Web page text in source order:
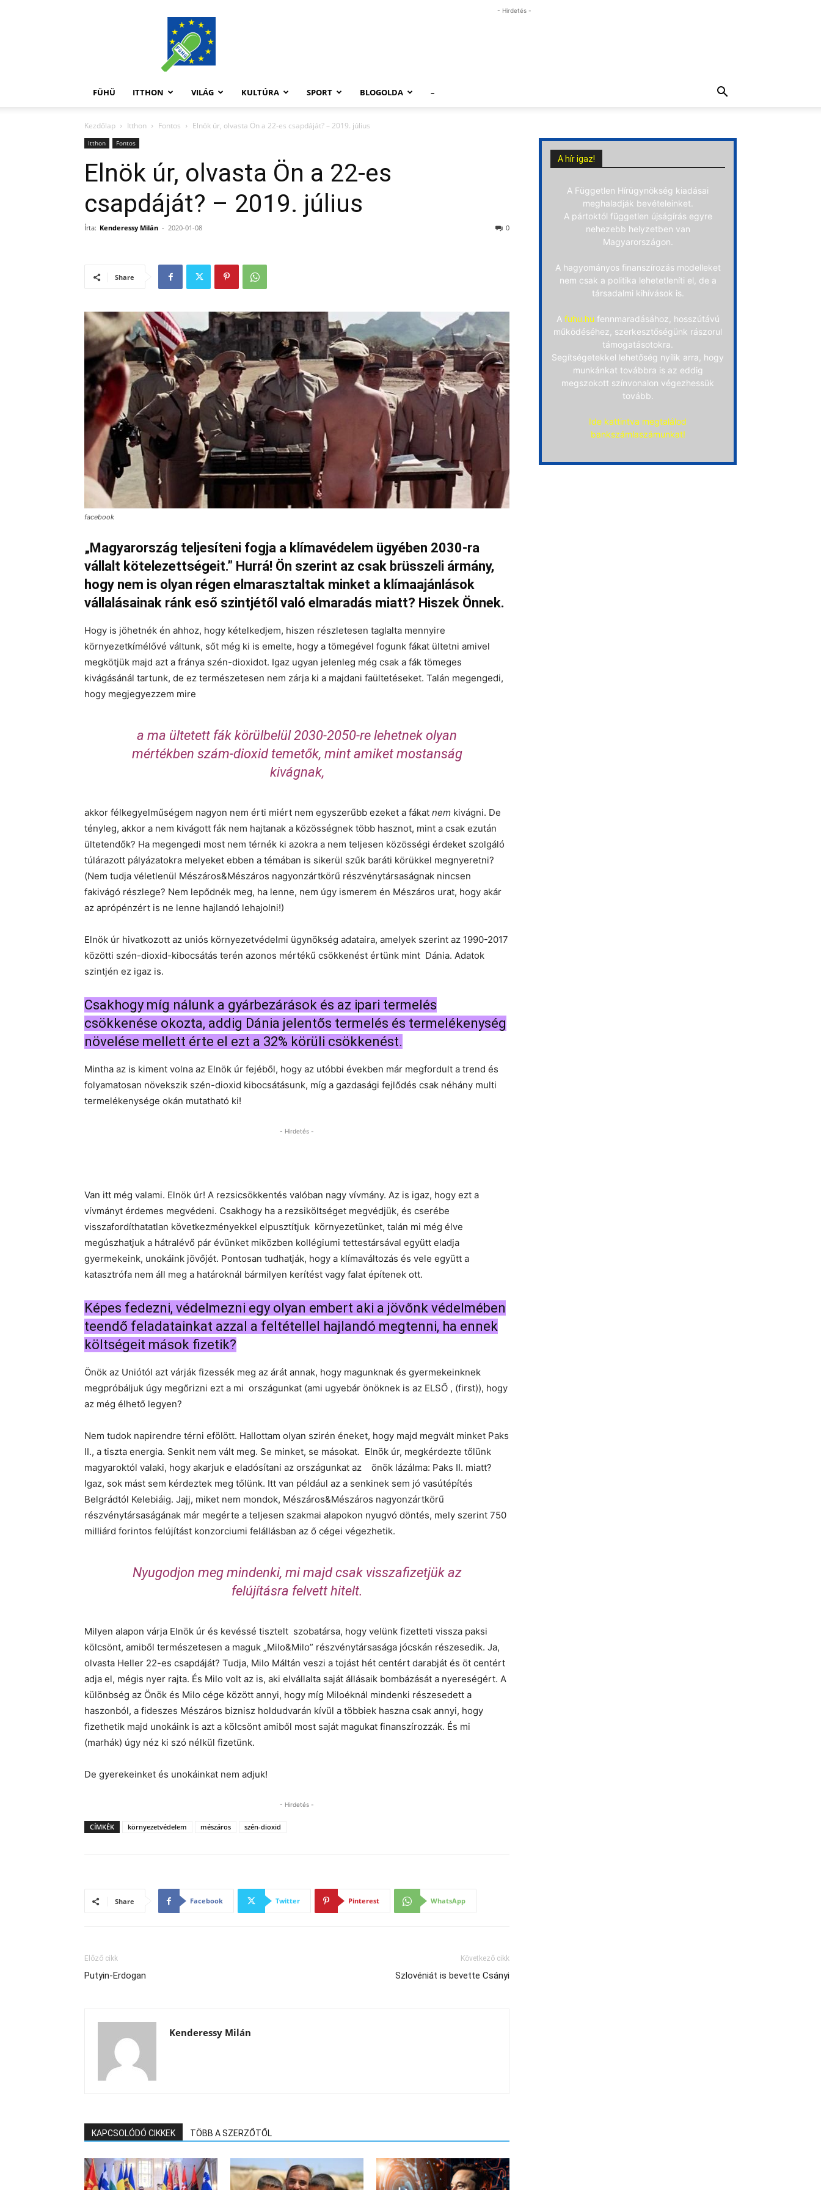
FüHü
- Hirdetés -
FÜHÜ ITTHON VILÁG KULTÚRA SPORT BLOGOLDA –
Kezdőlap Itthon Fontos Elnök úr, olvasta Ön a 22-es csapdáját? – 2019. július
Itthon Fontos
Elnök úr, olvasta Ön a 22-es
csapdáját? – 2019. július
Írta: Kenderessy Milán - 2020-01-08 0
Share
facebook
„Magyarország teljesíteni fogja a klímavédelem ügyében 2030-ra
vállalt kötelezettségeit.” Hurrá! Ön szerint az csak brüsszeli ármány,
hogy nem is olyan régen elmarasztaltak minket a klímaajánlások
vállalásainak ránk eső szintjétől való elmaradás miatt? Hiszek Önnek.
Hogy is jöhetnék én ahhoz, hogy kételkedjem, hiszen részletesen taglalta mennyire
környezetkímélővé váltunk, sőt még ki is emelte, hogy a tömegével fogunk fákat ültetni amivel
megkötjük majd azt a fránya szén-dioxidot. Igaz ugyan jelenleg még csak a fák tömeges
kivágásánál tartunk, de ez természetesen nem zárja ki a majdani faültetéseket. Talán megengedi,
hogy megjegyezzem mire
a ma ültetett fák körülbelül 2030-2050-re lehetnek olyan
mértékben szám-dioxid temetők, mint amiket mostanság
kivágnak,
akkor félkegyelműségem nagyon nem érti miért nem egyszerűbb ezeket a fákat nem kivágni. De
tényleg, akkor a nem kivágott fák nem hajtanak a közösségnek több hasznot, mint a csak ezután
ültetendők? Ha megengedi most nem térnék ki azokra a nem teljesen közösségi érdeket szolgáló
túlárazott pályázatokra melyeket ebben a témában is sikerül szűk baráti körükkel megnyeretni?
(Nem tudja véletlenül Mészáros&Mészáros nagyonzártkörű részvénytársaságnak nincsen
fakivágó részlege? Nem lepődnék meg, ha lenne, nem úgy ismerem én Mészáros urat, hogy akár
az aprópénzért is ne lenne hajlandó lehajolni!)
Elnök úr hivatkozott az uniós környezetvédelmi ügynökség adataira, amelyek szerint az 1990-2017
közötti szén-dioxid-kibocsátás terén azonos mértékű csökkenést értünk mint Dánia. Adatok
szintjén ez igaz is.
Csakhogy míg nálunk a gyárbezárások és az ipari termelés
csökkenése okozta, addig Dánia jelentős termelés és termelékenység
növelése mellett érte el ezt a 32% körüli csökkenést.
Mintha az is kiment volna az Elnök úr fejéből, hogy az utóbbi években már megfordult a trend és
folyamatosan növekszik szén-dioxid kibocsátásunk, míg a gazdasági fejlődés csak néhány multi
termelékenysége okán mutatható ki!
- Hirdetés -
Van itt még valami. Elnök úr! A rezsicsökkentés valóban nagy vívmány. Az is igaz, hogy ezt a
vívmányt érdemes megvédeni. Csakhogy ha a rezsiköltséget megvédjük, és cserébe
visszafordíthatatlan következményekkel elpusztítjuk környezetünket, talán mi még élve
megúszhatjuk a hátralévő pár évünket miközben kollégiumi tettestársával együtt eladja
gyermekeink, unokáink jövőjét. Pontosan tudhatják, hogy a klímaváltozás és vele együtt a
katasztrófa nem áll meg a határoknál bármilyen kerítést vagy falat építenek ott.
Képes fedezni, védelmezni egy olyan embert aki a jövőnk védelmében
teendő feladatainkat azzal a feltétellel hajlandó megtenni, ha ennek
költségeit mások fizetik?
Önök az Uniótól azt várják fizessék meg az árát annak, hogy magunknak és gyermekeinknek
megpróbáljuk úgy megőrizni ezt a mi országunkat (ami ugyebár önöknek is az ELSŐ , (first)), hogy
az még élhető legyen?
Nem tudok napirendre térni efölött. Hallottam olyan szirén éneket, hogy majd megvált minket Paks
II., a tiszta energia. Senkit nem vált meg. Se minket, se másokat. Elnök úr, megkérdezte tőlünk
magyaroktól valaki, hogy akarjuk e eladósítani az országunkat az önök lázálma: Paks II. miatt?
Igaz, sok mást sem kérdeztek meg tőlünk. Itt van például az a senkinek sem jó vasútépítés
Belgrádtól Kelebiáig. Jajj, miket nem mondok, Mészáros&Mészáros nagyonzártkörű
részvénytársaságának már megérte a teljesen szakmai alapokon nyugvó döntés, mely szerint 750
milliárd forintos felújítást konzorciumi felállásban az ő cégei végezhetik.
Nyugodjon meg mindenki, mi majd csak visszafizetjük az
felújításra felvett hitelt.
Milyen alapon várja Elnök úr és kevéssé tisztelt szobatársa, hogy velünk fizetteti vissza paksi
kölcsönt, amiből természetesen a maguk „Milo&Milo” részvénytársasága jócskán részesedik. Ja,
olvasta Heller 22-es csapdáját? Tudja, Milo Máltán veszi a tojást hét centért darabját és öt centért
adja el, mégis nyer rajta. És Milo volt az is, aki elvállalta saját állásaik bombázását a nyereségért. A
különbség az Önök és Milo cége között annyi, hogy míg Miloéknál mindenki részesedett a
haszonból, a fideszes Mészáros biznisz holdudvarán kívül a többiek haszna csak annyi, hogy
fizethetik majd unokáink is azt a kölcsönt amiből most saját magukat finanszírozzák. És mi
(marhák) úgy néz ki szó nélkül fizetünk.
De gyerekeinket és unokáinkat nem adjuk!
- Hirdetés -
CÍMKÉK környezetvédelem mészáros szén-dioxid
Share Facebook Twitter Pinterest WhatsApp
Előző cikk
Putyin-Erdogan
Következő cikk
Szlovéniát is bevette Csányi
Kenderessy Milán
KAPCSOLÓDÓ CIKKEK TÖBB A SZERZŐTŐL
A hír igaz!
A Független Hírügynökség kiadásai
meghaladják bevételeinket.
A pártoktól független újságírás egyre
nehezebb helyzetben van
Magyarországon.
A hagyományos finanszírozás modelleket
nem csak a politika lehetetleníti el, de a
társadalmi kihívások is.
A fuhu.hu fennmaradásához, hosszútávú
működéséhez, szerkesztőségünk rászorul
támogatásotokra.
Segítségetekkel lehetőség nyílik arra, hogy
munkánkat továbbra is az eddig
megszokott színvonalon végezhessük
tovább.
Ide kattintva megtalálod
bankszámlaszámunkat!